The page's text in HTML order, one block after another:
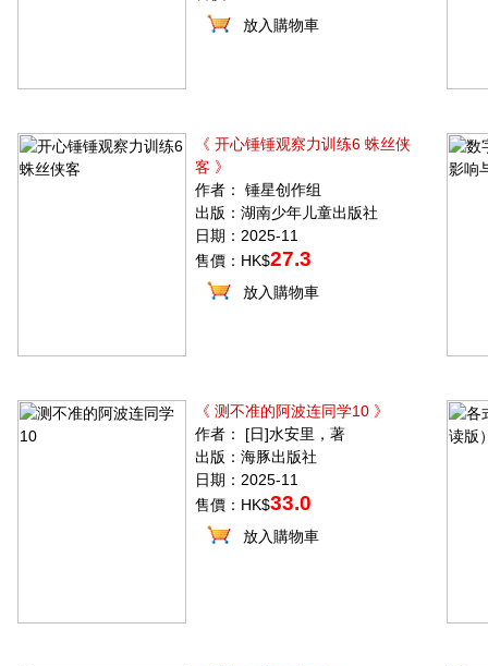
放入購物車
《 开心锤锤观察力训练6 蛛丝侠
客 》
作者： 锤星创作组
出版：湖南少年儿童出版社
日期：2025-11
售價：HK$27.3
放入購物車
《 测不准的阿波连同学10 》
作者： [日]水安里，著
出版：海豚出版社
日期：2025-11
售價：HK$33.0
放入購物車